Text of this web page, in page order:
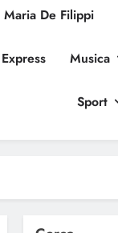
De Filippi
Musica
Sport